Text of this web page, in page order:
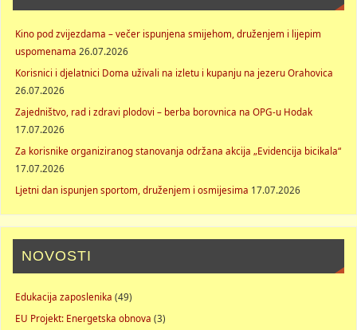
Kino pod zvijezdama – večer ispunjena smijehom, druženjem i lijepim
uspomenama 26.07.2026
Korisnici i djelatnici Doma uživali na izletu i kupanju na jezeru Orahovica
26.07.2026
Zajedništvo, rad i zdravi plodovi – berba borovnica na OPG-u Hodak
17.07.2026
Za korisnike organiziranog stanovanja održana akcija „Evidencija bicikala“
17.07.2026
Ljetni dan ispunjen sportom, druženjem i osmijesima 17.07.2026
NOVOSTI
Edukacija zaposlenika (49)
EU Projekt: Energetska obnova (3)